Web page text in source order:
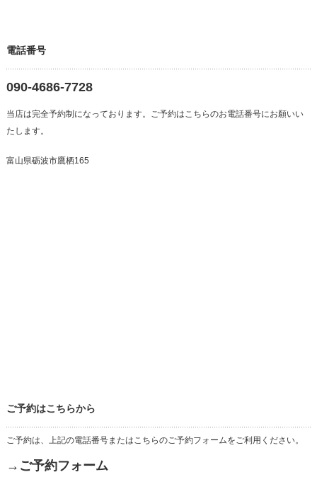
電話番号
090-4686-7728
当店は完全予約制になっております。ご予約はこちらのお電話番号にお願いい
たします。
富山県砺波市鷹栖165
ご予約はこちらから
ご予約は、上記の電話番号またはこちらのご予約フォームをご利用ください。
→ご予約フォーム